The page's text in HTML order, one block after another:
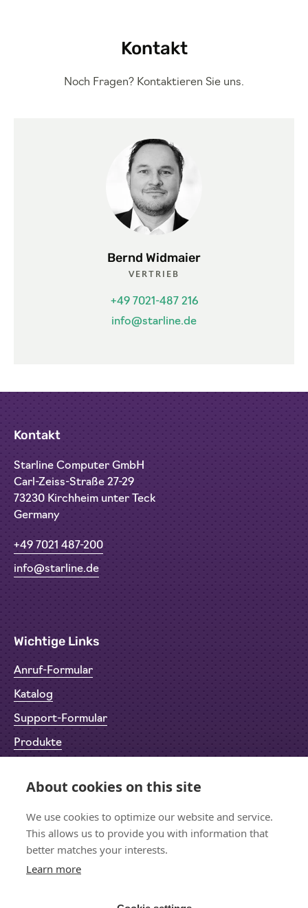
Kontakt
Noch Fragen? Kontaktieren Sie uns.
Bernd Widmaier
VERTRIEB
+49 7021-487 216
info@starline.de
Kontakt
Starline Computer GmbH
Carl-Zeiss-Straße 27-29
73230 Kirchheim unter Teck
Germany
+49 7021 487-200
info@starline.de
Wichtige Links
Anruf-Formular
Katalog
Support-Formular
Produkte
Datenschutz
Impressum
Bleiben wir in Kontakt
Für den Newsletter anmelden
About cookies on this site
We use cookies to optimize our website and service.
This allows us to provide you with information that
better matches your interests.
Learn more